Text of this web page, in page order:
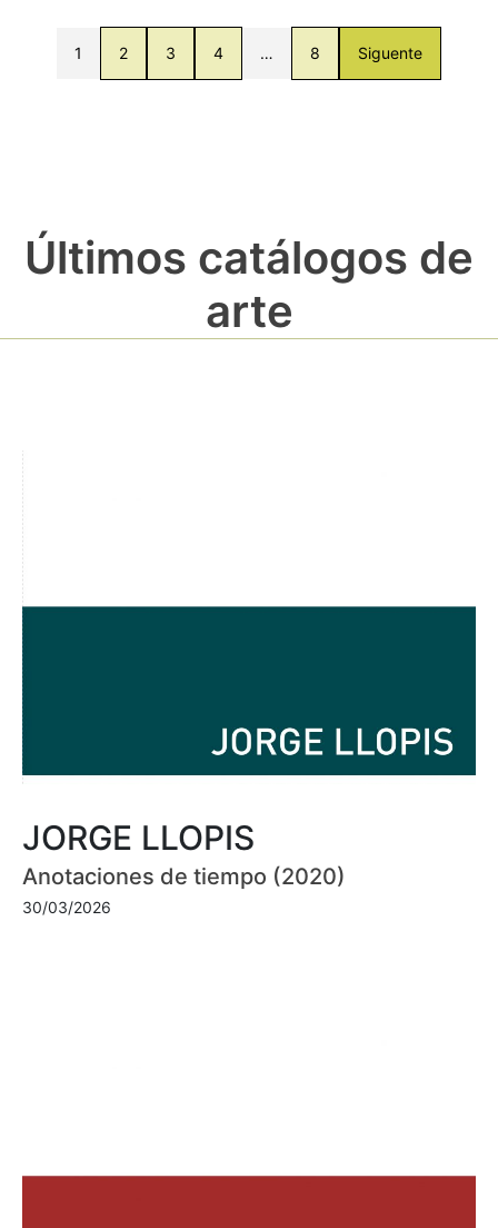
1 2 3 4 … 8 Siguente
Últimos catálogos de
arte
JORGE LLOPIS
Anotaciones de tiempo (2020)
30/03/2026